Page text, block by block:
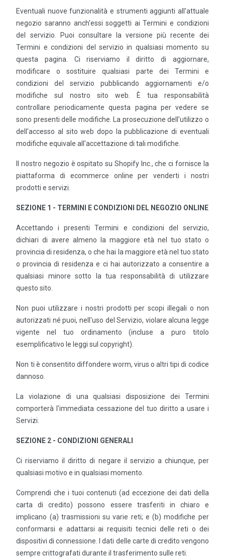
Eventuali nuove funzionalità e strumenti aggiunti all'attuale
negozio saranno anch'essi soggetti ai Termini e condizioni
del servizio. Puoi consultare la versione più recente dei
Termini e condizioni del servizio in qualsiasi momento su
questa pagina. Ci riserviamo il diritto di aggiornare,
modificare o sostituire qualsiasi parte dei Termini e
condizioni del servizio pubblicando aggiornamenti e/o
modifiche sul nostro sito web. È tua responsabilità
controllare periodicamente questa pagina per vedere se
sono presenti delle modifiche. La prosecuzione dell'utilizzo o
dell'accesso al sito web dopo la pubblicazione di eventuali
modifiche equivale all'accettazione di tali modifiche.
Il nostro negozio è ospitato su Shopify Inc., che ci fornisce la
piattaforma di ecommerce online per venderti i nostri
prodotti e servizi.
SEZIONE 1 - TERMINI E CONDIZIONI DEL NEGOZIO ONLINE
Accettando i presenti Termini e condizioni del servizio,
dichiari di avere almeno la maggiore età nel tuo stato o
provincia di residenza, o che hai la maggiore età nel tuo stato
o provincia di residenza e ci hai autorizzato a consentire a
qualsiasi minore sotto la tua responsabilità di utilizzare
questo sito.
Non puoi utilizzare i nostri prodotti per scopi illegali o non
autorizzati né puoi, nell'uso del Servizio, violare alcuna legge
vigente nel tuo ordinamento (incluse a puro titolo
esemplificativo le leggi sul copyright).
Non ti è consentito diffondere worm, virus o altri tipi di codice
dannoso.
La violazione di una qualsiasi disposizione dei Termini
comporterà l'immediata cessazione del tuo diritto a usare i
Servizi.
SEZIONE 2 - CONDIZIONI GENERALI
Ci riserviamo il diritto di negare il servizio a chiunque, per
qualsiasi motivo e in qualsiasi momento.
Comprendi che i tuoi contenuti (ad eccezione dei dati della
carta di credito) possono essere trasferiti in chiaro e
implicano (a) trasmissioni su varie reti; e (b) modifiche per
conformarsi e adattarsi ai requisiti tecnici delle reti o dei
dispositivi di connessione. I dati delle carte di credito vengono
sempre crittografati durante il trasferimento sulle reti.